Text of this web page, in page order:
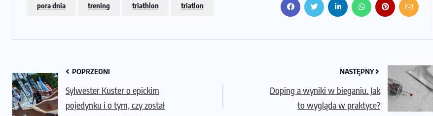
pora dnia trening triathlon triatlon
POPRZEDNI
Sylwester Kuster o epickim
pojedynku i o tym, czy został
NASTĘPNY
Doping a wyniki w bieganiu. Jak
to wygląda w praktyce?